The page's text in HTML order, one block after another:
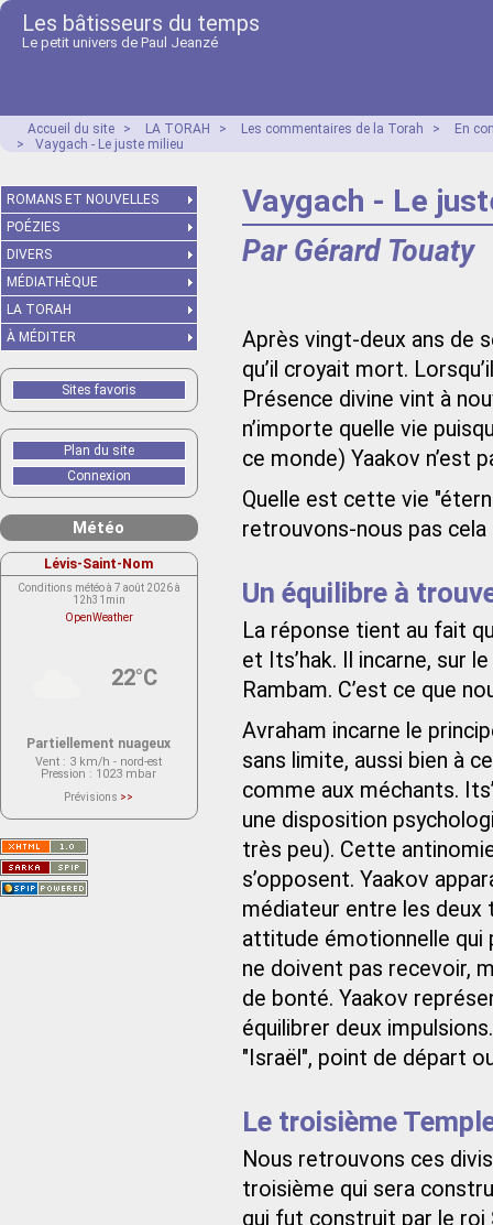
Les bâtisseurs du temps
Le petit univers de Paul Jeanzé
Accueil du site > LA TORAH > Les commentaires de la Torah >
En
>
Vaygach - Le juste milieu
Vaygach - Le
Par Gérard Touaty
Après vingt-deux ans de
qu’il croyait mort.
Présence divine vint à
n’importe quelle vie
ce monde) Yaakov n’est
Quelle est cette vie
retrouvons-nous pas cela
Un équilibre à
La réponse tient au fait
et Its’hak. Il incarne, sur
Rambam. C’est ce que
Avraham incarne le
sans limite, aussi bien à
comme aux méchants.
une disposition
très peu). Cette
s’opposent. Yaakov
médiateur entre les deux
attitude émotionnelle qui
ne doivent pas recevoir,
de bonté. Yaakov
équilibrer deux
"Israël", point de départ
Le troisième
Nous retrouvons ces
troisième qui sera
qui fut construit par le roi
ROMANS ET NOUVELLES
POÉZIES
DIVERS
MÉDIATHÈQUE
LA TORAH
À MÉDITER
Sites favoris
Plan du site
Connexion
Météo
Lévis-Saint-Nom
Conditions météo à 7 août 2026 à
12h31min
OpenWeather
22°C
Partiellement nuageux
Vent : 3 km/h - nord-est
Pression : 1023 mbar
Prévisions >>
actuellement aucune prévision
Saint-Nom.
Veuillez consulter le message du
service ci-dessous.
(401 - Invalid API key. Please see
https://openweathermap.org/faq#error401